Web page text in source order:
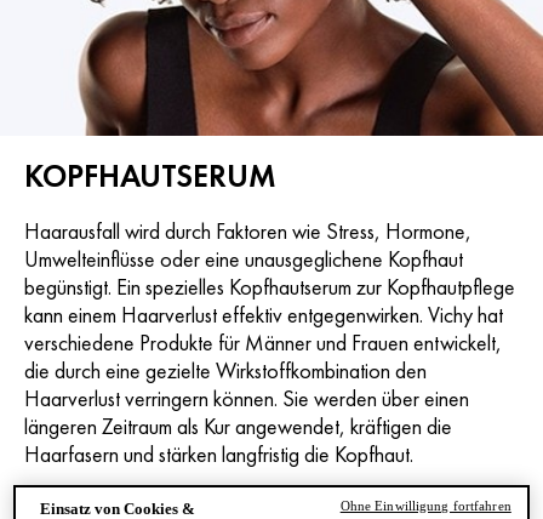
KOPFHAUTSERUM
Haarausfall wird durch Faktoren wie Stress, Hormone,
Umwelteinflüsse oder eine unausgeglichene Kopfhaut
begünstigt. Ein spezielles Kopfhautserum zur Kopfhautpflege
kann einem Haarverlust effektiv entgegenwirken. Vichy hat
verschiedene Produkte für Männer und Frauen entwickelt,
die durch eine gezielte Wirkstoffkombination den
Haarverlust verringern können. Sie werden über einen
längeren Zeitraum als Kur angewendet, kräftigen die
Haarfasern und stärken langfristig die Kopfhaut.
Einsatz von Cookies &
Ohne Einwilligung fortfahren